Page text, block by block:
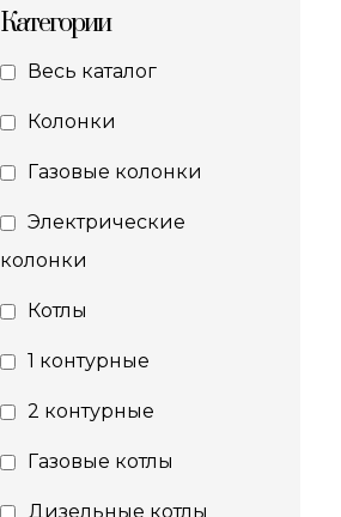
Категории
Весь каталог
Колонки
Газовые колонки
Электрические
колонки
Котлы
1 контурные
2 контурные
Газовые котлы
Дизельные котлы